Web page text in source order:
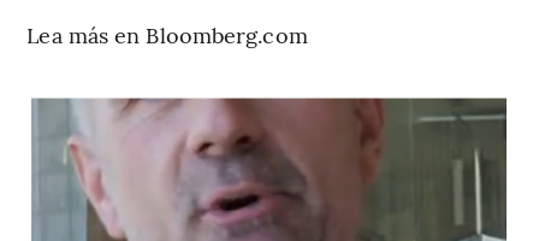
Lea más en Bloomberg.com